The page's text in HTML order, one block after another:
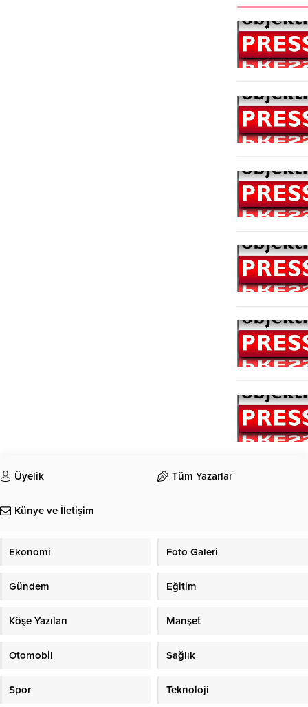
Üyelik Tüm Yazarlar
Künye ve İletişim
Ekonomi Foto Galeri
Gündem Eğitim
Köşe Yazıları Manşet
Otomobil Sağlık
Spor Teknoloji